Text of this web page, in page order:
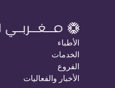
الأطباء
الخدمات
الفروع
الأخبار والفعاليات